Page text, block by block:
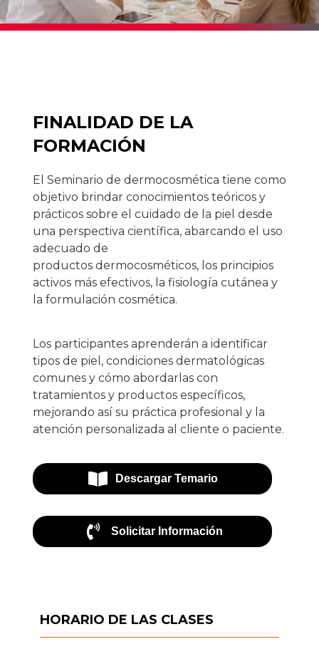
FINALIDAD DE LA
FORMACIÓN
El Seminario de dermocosmética tiene como
objetivo brindar conocimientos teóricos y
prácticos sobre el cuidado de la piel desde
una perspectiva científica, abarcando el uso
adecuado de
productos dermocosméticos, los principios
activos más efectivos, la fisiología cutánea y
la formulación cosmética.
Los participantes aprenderán a identificar
tipos de piel, condiciones dermatológicas
comunes y cómo abordarlas con
tratamientos y productos específicos,
mejorando así su práctica profesional y la
atención personalizada al cliente o paciente.
Descargar Temario
Solicitar Información
HORARIO DE LAS CLASES